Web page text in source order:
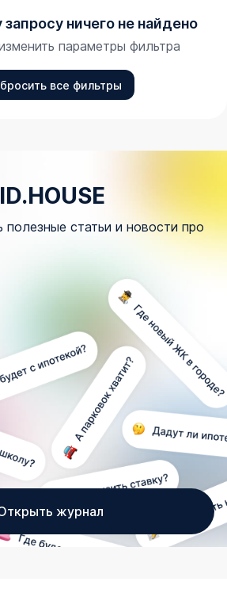
ничего не найдено
параметры фильтра
все фильтры
полезные статьи и новости про
журнал